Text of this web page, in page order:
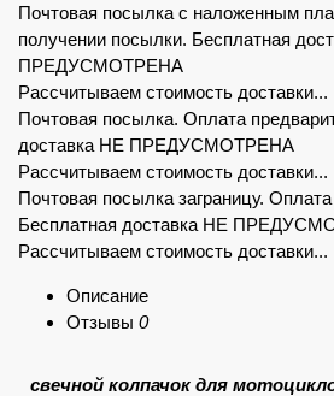
Почтовая посылка с наложенным
получении посылки. Бесплатная
ПРЕДУСМОТРЕНА
Рассчитываем стоимость доставки...
Почтовая посылка. Оплата
доставка НЕ ПРЕДУСМОТРЕНА
Рассчитываем стоимость доставки...
Почтовая посылка заграницу.
Бесплатная доставка НЕ
Рассчитываем стоимость доставки...
Описание
Отзывы 0
свечной колпачок для